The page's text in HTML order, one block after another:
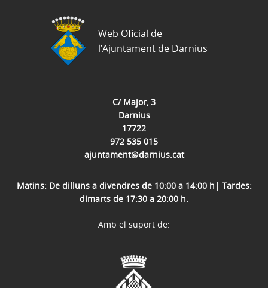
C/ Major, 3
Darnius
17722
972 535 015
ajuntament@darnius.cat
Matins: De dilluns a divendres de 10:00 a 14:00 h| Tardes:
dimarts de 17:30 a 20:00 h.
Web Oficial de
l’Ajuntament de Darnius
Amb el suport de: